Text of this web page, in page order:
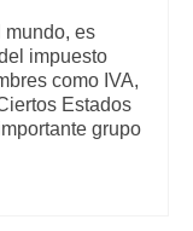
mundo, es
impuesto
como IVA,
Estados
grupo